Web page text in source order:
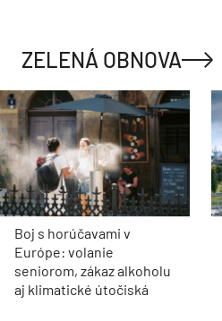
ZELENÁ OBNOVA
Boj s horúčavami v
Európe: volanie
seniorom, zákaz alkoholu
aj klimatické útočiská